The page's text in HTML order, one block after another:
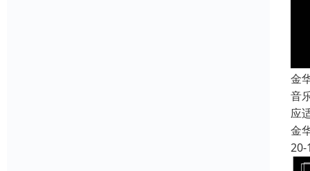
金
音
应
金
20-